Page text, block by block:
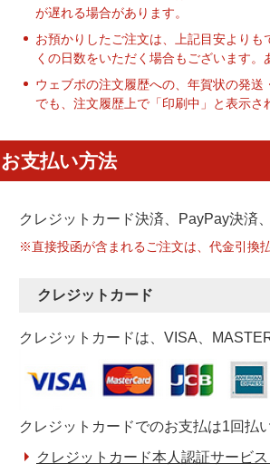
が遅れる場合があります。
お預かりしたご注文は、上記目安より
くの日数をいただく場合もございます。
ウェブポの注文履歴への、年賀状の発
でも、注文履歴上で「印刷中」と表示
お支払い方法
クレジットカード決済、PayPay決済
※直接投函が含まれるご注文は、代金引換
クレジットカード
クレジットカードは、VISA、
クレジットカードでのお支払は1回払
クレジットカード本人認証サービ